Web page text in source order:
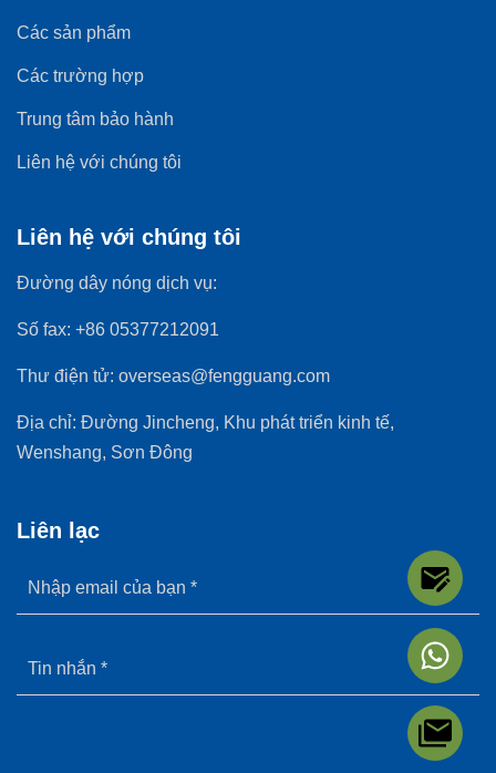
Các sản phẩm
Các trường hợp
Trung tâm bảo hành
Liên hệ với chúng tôi
Liên hệ với chúng tôi
Đường dây nóng dịch vụ:
Số fax: +86 05377212091
Thư điện tử: overseas@fengguang.com
Địa chỉ: Đường Jincheng, Khu phát triển kinh tế,
Wenshang, Sơn Đông
Liên lạc